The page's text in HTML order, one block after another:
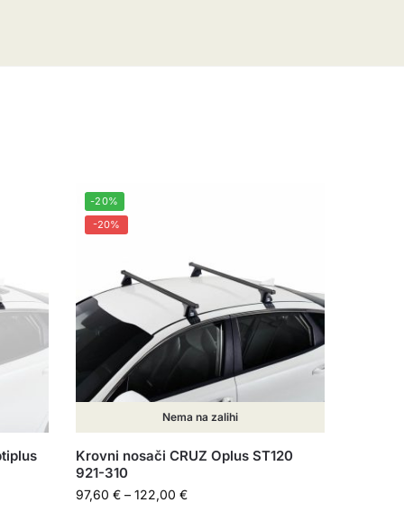
-20%
-20%
Nema na zalihi
Krovni nosači CRUZ Oplus ST120
921-310
97,60€ – 122,00€